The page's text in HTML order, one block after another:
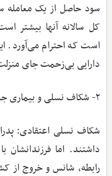
سود حاصل از یک معامله
کل سالانه آنها بیشتر
است که احترام می‌آورد.
دارایی بی‌زحمت جای
۲- شکاف نسلی و بیماری جمعی
شکاف نسلی اعتقادی:
داشتند. اما فرزندانشان
رابطه، شانس و خروج از